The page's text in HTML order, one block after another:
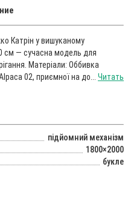
Катрін у вишуканому
см — сучасна модель для
Матеріали: Оббивка
02, приємної на до... Читать
підйомний механізм
1800×2000
букле